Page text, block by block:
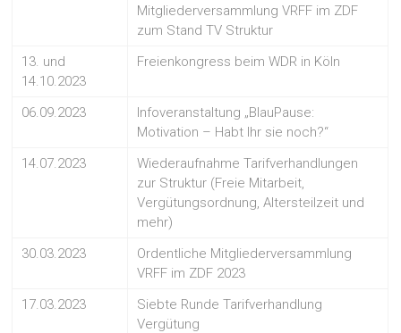
Mitgliederversammlung VRFF im ZDF
zum Stand TV Struktur
13. und
14.10.2023
Freienkongress beim WDR in Köln
06.09.2023
Infoveranstaltung „BlauPause:
Motivation – Habt Ihr sie noch?“
14.07.2023
Wiederaufnahme Tarifverhandlungen
zur Struktur (Freie Mitarbeit,
Vergütungsordnung, Altersteilzeit und
mehr)
30.03.2023
Ordentliche Mitgliederversammlung
VRFF im ZDF 2023
17.03.2023
Siebte Runde Tarifverhandlung
Vergütung